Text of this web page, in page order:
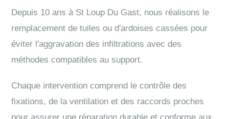
Depuis 10 ans à St Loup Du Gast, nous réalisons le
remplacement de tuiles ou d'ardoises cassées pour
éviter l'aggravation des infiltrations avec des
méthodes compatibles au support.
Chaque intervention comprend le contrôle des
fixations, de la ventilation et des raccords proches